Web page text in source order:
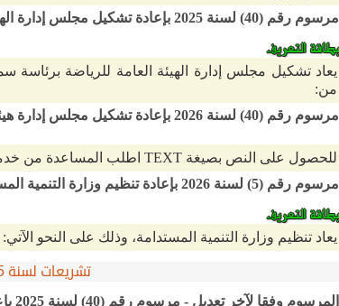
مرسوم رقم (40) لسنة 2025 بإعادة تشكيل مجلس إدارة الهيئة العامة للرياضة
يعاد تشكيل مجلس إدارة الهيئة العامة للرياضة
من:
مرسوم رقم (40) لسنة 2026 بإعادة تشكيل مجلس إدارة هيئة تنظيم الاتصالات
للحصول على النص بصيغة TEXT اطلب المساعدة من خدمة العملاء
مرسوم رقم (5) لسنة 2026 بإعادة تنظيم وزارة التنمية المستدامة
يعاد تنظيم وزارة التنمية المستدامة، وذلك على النحو الآتي:
تشريعات لسنة 2025
المرسوم وفقا لآخر تعديل - مرسوم رقم (40) لسنة 2025 بإعادة تشكيل مجلس إدارة الهيئة العامة للرياضة